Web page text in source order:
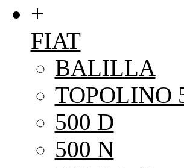
+
FIAT
BALILLA
TOPOLINO
500 D
500 N